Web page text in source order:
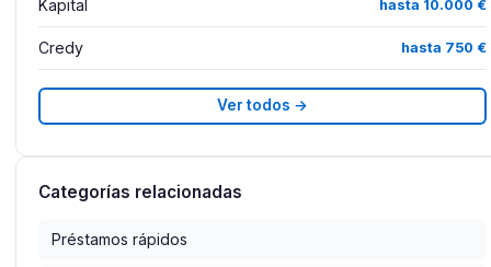
Kapital hasta 10.000 €
Credy hasta 750 €
Ver todos →
Categorías relacionadas
Préstamos rápidos